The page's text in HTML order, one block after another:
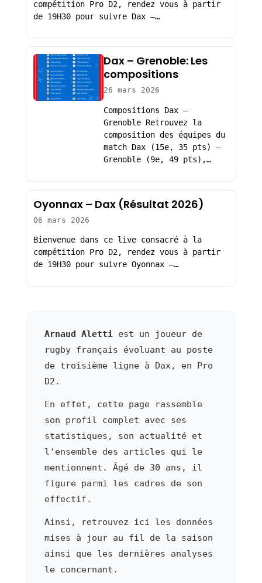
compétition Pro D2, rendez vous à partir
de 19H30 pour suivre Dax –…
Dax – Grenoble: Les
compositions
26 mars 2026
Compositions Dax –
Grenoble Retrouvez la
composition des équipes du
match Dax (15e, 35 pts) –
Grenoble (9e, 49 pts),…
Oyonnax – Dax (Résultat 2026)
06 mars 2026
Bienvenue dans ce live consacré à la
compétition Pro D2, rendez vous à partir
de 19H30 pour suivre Oyonnax –…
Arnaud Alettiest un joueur de
rugby français évoluant au poste
de troisième ligne à Dax, en Pro
D2.
En effet, cette page rassemble
son profil complet avec ses
statistiques, son actualité et
l'ensemble des articles qui le
mentionnent. Âgé de 30 ans, il
figure parmi les cadres de son
effectif.
Ainsi, retrouvez ici les données
mises à jour au fil de la saison
ainsi que les dernières analyses
le concernant.